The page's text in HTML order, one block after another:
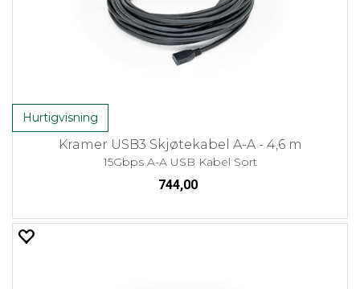
Hurtigvisning
Kramer USB3 Skjøtekabel A-A - 4,6 m
15Gbps A-A USB Kabel Sort
744,00